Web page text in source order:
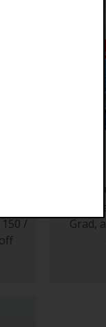
150 /
Maped
Grad,